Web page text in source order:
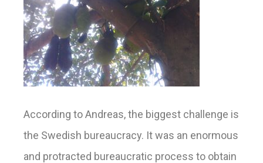
According to Andreas, the biggest challenge is
the Swedish bureaucracy. It was an enormous
and protracted bureaucratic process to obtain